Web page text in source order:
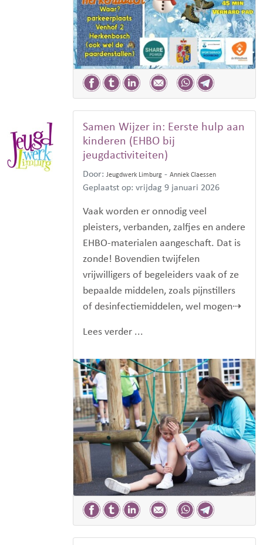
Samen Wijzer in: Eerste hulp aan
kinderen (EHBO bij
jeugdactiviteiten)
Door: Jeugdwerk Limburg - Anniek Claessen
Geplaatst op: vrijdag 9 januari 2026
Vaak worden er onnodig veel
pleisters, verbanden, zalfjes en andere
EHBO-materialen aangeschaft. Dat is
zonde! Bovendien twijfelen
vrijwilligers of begeleiders vaak of ze
bepaalde middelen, zoals pijnstillers
of desinfectiemiddelen, wel mogen⇢
Lees verder ...